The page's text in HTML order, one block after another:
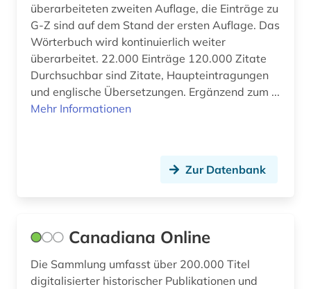
hennin (1)
hispanistik (18)
honoré de (1)
jiddisch (1)
überarbeiteten zweiten Auflage, die Einträge zu
G-Z sind auf dem Stand der ersten Auflage. Das
Wörterbuch wird kontinuierlich weiter
überarbeitet. 22.000 Einträge 120.000 Zitate
Durchsuchbar sind Zitate, Haupteintragungen
und englische Übersetzungen. Ergänzend zum ...
Mehr Informationen
Zur Datenbank
Canadiana Online
Die Sammlung umfasst über 200.000 Titel
digitalisierter historischer Publikationen und